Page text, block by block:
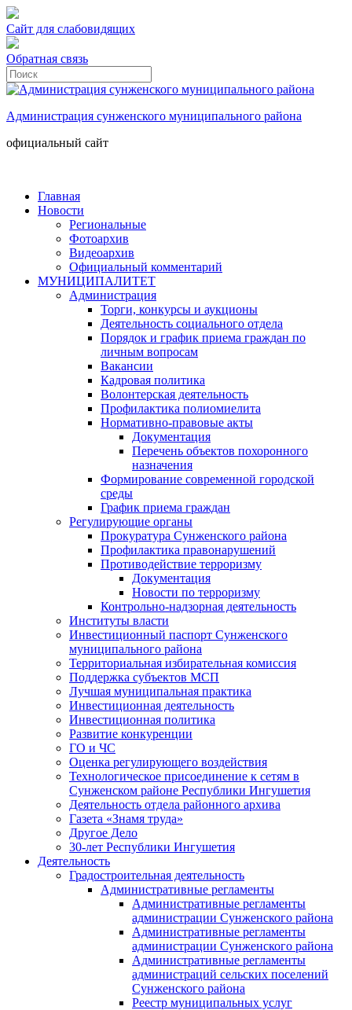
Сайт для слабовидящих
Обратная связь
Администрация сунженского муниципального района
официальный сайт
Главная
Новости
Региональные
Фотоархив
Видеоархив
Официальный комментарий
МУНИЦИПАЛИТЕТ
Администрация
Торги, конкурсы и аукционы
Деятельность социального отдела
Порядок и график приема граждан по
личным вопросам
Вакансии
Кадровая политика
Волонтерская деятельность
Профилактика полиомиелита
Нормативно-правовые акты
Документация
Перечень объектов похоронного
назначения
Формирование современной городской
среды
График приема граждан
Регулирующие органы
Прокуратура Сунженского района
Профилактика правонарушений
Противодействие терроризму
Документация
Новости по терроризму
Контрольно-надзорная деятельность
Институты власти
Инвестиционный паспорт Сунженского
муниципального района
Территориальная избирательная комиссия
Поддержка субъектов МСП
Лучшая муниципальная практика
Инвестиционная деятельность
Инвестиционная политика
Развитие конкуренции
ГО и ЧС
Оценка регулирующего воздействия
Технологическое присоединение к сетям в
Сунженском районе Республики Ингушетия
Деятельность отдела районного архива
Газета «Знамя труда»
Другое Дело
30-лет Республики Ингушетия
Деятельность
Градостроительная деятельность
Административные регламенты
Административные регламенты
администрации Сунженского района
Административные регламенты
администрации Сунженского района
Административные регламенты
администраций сельских поселений
Сунженского района
Реестр муниципальных услуг